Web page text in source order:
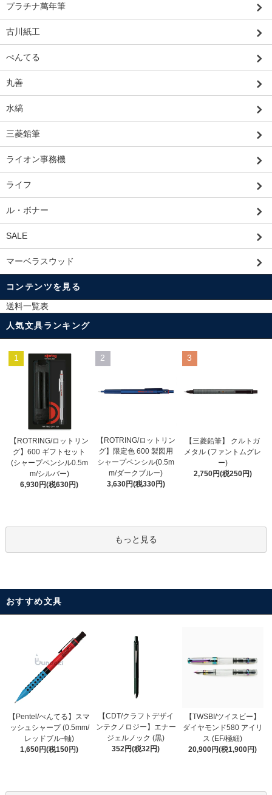
プラチナ萬年筆
古川紙工
ぺんてる
丸善
水縞
三菱鉛筆
ライオン事務機
ライフ
ル・ボナー
SALE
マーベラスウッド
コンテンツを見る
送料一覧表
人気文具ランキング
1
【ROTRING/ロットリン
グ】600 ギフトセット
(シャープペンシル0.5m
m/シルバー)
6,930円(税630円)
2
【ROTRING/ロットリン
グ】限定色 600 製図用
シャープペンシル(0.5m
m/ダークブルー)
3,630円(税330円)
3
【三菱鉛筆】 クルトガ
メタル (ファントムグレ
ー)
2,750円(税250円)
もっと見る
おすすめ文具
【Pentel/ぺんてる】スマ
ッシュシャープ (0.5mm/
レッドブルｰ軸)
1,650円(税150円)
【CDT/クラフトデザイ
ンテクノロジー】エナー
ジェルノック (黒)
352円(税32円)
【TWSBI/ツイスビー】
ダイヤモンド580 アイリ
ス (EF/極細)
20,900円(税1,900円)